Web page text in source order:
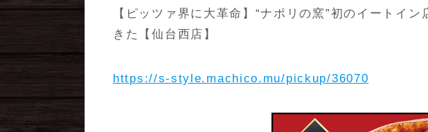
【ピッツァ界に大革命】“ナポリの窯”初のイートイ
きた【仙台西店】
https://s-style.machico.mu/pickup/36070